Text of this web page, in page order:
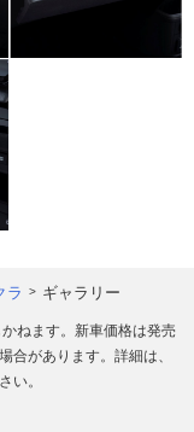
ラ ギャラリー
ねます。新車価格は発売
合があります。詳細は、
い。